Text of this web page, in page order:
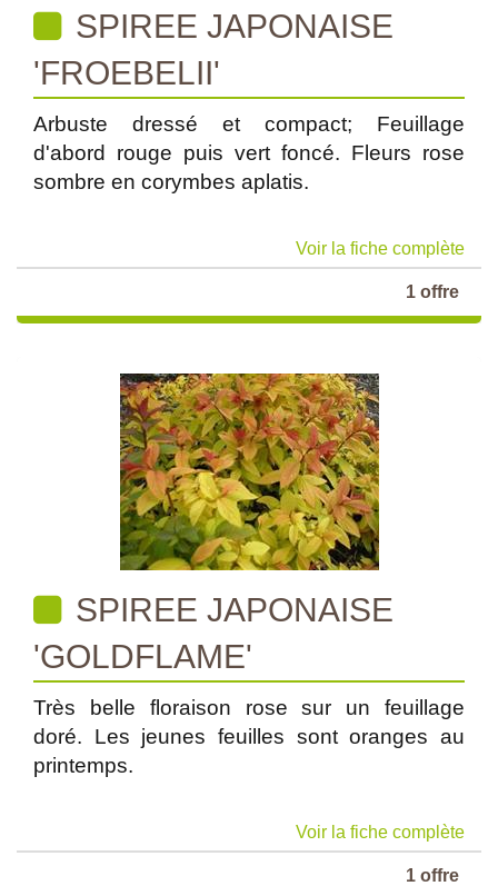
SPIREE JAPONAISE
'FROEBELII'
Arbuste dressé et compact; Feuillage
d'abord rouge puis vert foncé. Fleurs rose
sombre en corymbes aplatis.
Voir la fiche complète
1 offre
SPIREE JAPONAISE
'GOLDFLAME'
Très belle floraison rose sur un feuillage
doré. Les jeunes feuilles sont oranges au
printemps.
Voir la fiche complète
1 offre